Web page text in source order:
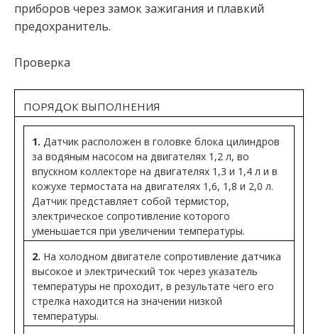
приборов через замок зажигания и плавкий
предохранитель.
Проверка
ПОРЯДОК ВЫПОЛНЕНИЯ
1. Датчик расположен в головке блока цилиндров
за водяным насосом на двигателях 1,2 л, во
впускном коллекторе на двигателях 1,3 и 1,4 л и в
кожухе термостата на двигателях 1,6, 1,8 и 2,0 л.
Датчик представляет собой термистор,
электрическое сопротивление которого
уменьшается при увеличении температуры.
2. На холодном двигателе сопротивление датчика
высокое и электрический ток через указатель
температуры не проходит, в результате чего его
стрелка находится на значении низкой
температуры.